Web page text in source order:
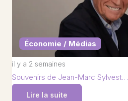
Économie / Médias
il y a 2 semaines
Souvenirs de Jean-Marc Sylvest…
Lire la suite